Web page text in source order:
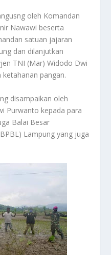
oleh Komandan
Nawawi beserta
satuan jajaran
dan dilanjutkan
TNI (Mar) Widodo Dwi
pangan.
disampaikan oleh
Purwanto kepada para
Balai Besar
Lampung yang juga